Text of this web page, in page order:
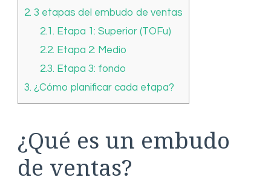
2. 3 etapas del embudo de ventas
2.1. Etapa 1: Superior (TOFu)
2.2. Etapa 2: Medio
2.3. Etapa 3: fondo
3. ¿Cómo planificar cada etapa?
¿Qué es un embudo
de ventas?